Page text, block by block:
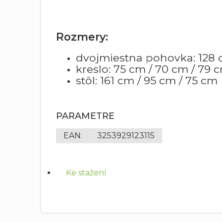
Rozmery:
dvojmiestna pohovka: 128
kreslo: 75 cm / 70 cm / 79
stôl: 161 cm / 95 cm / 75 cm
PARAMETRE
EAN: 3253929123115
Ke stažení